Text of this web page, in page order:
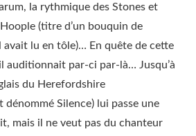
la rythmique des Stones et
(titre d’un bouquin de
avait lu en tôle)… En quête de cette
auditionnait par-ci par-là… Jusqu’à
du Herefordshire
Silence) lui passe une
mais il ne veut pas du chanteur